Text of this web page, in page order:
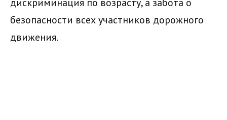
безопасности всех участников дорожного
движения.